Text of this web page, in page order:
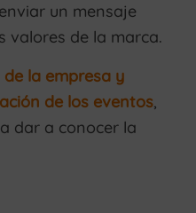
un mensaje
valores de la marca.
la empresa y
de los eventos,
dar a conocer la